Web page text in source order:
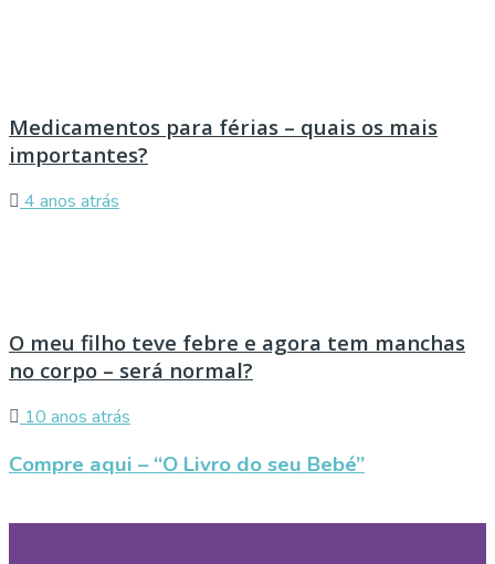
Medicamentos para férias – quais os mais
importantes?
4 anos atrás
O meu filho teve febre e agora tem manchas
no corpo – será normal?
10 anos atrás
Compre aqui – “O Livro do seu Bebé”